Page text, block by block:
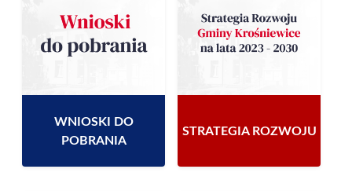
WNIOSKI DO
POBRANIA
STRATEGIA ROZWOJU